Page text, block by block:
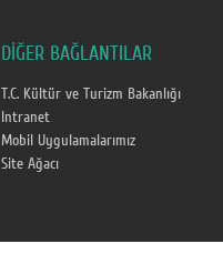
DİĞER BAĞLANTILAR
T.C. Kültür ve Turizm Bakanlığı
Intranet
Mobil Uygulamalarımız
Site Ağacı